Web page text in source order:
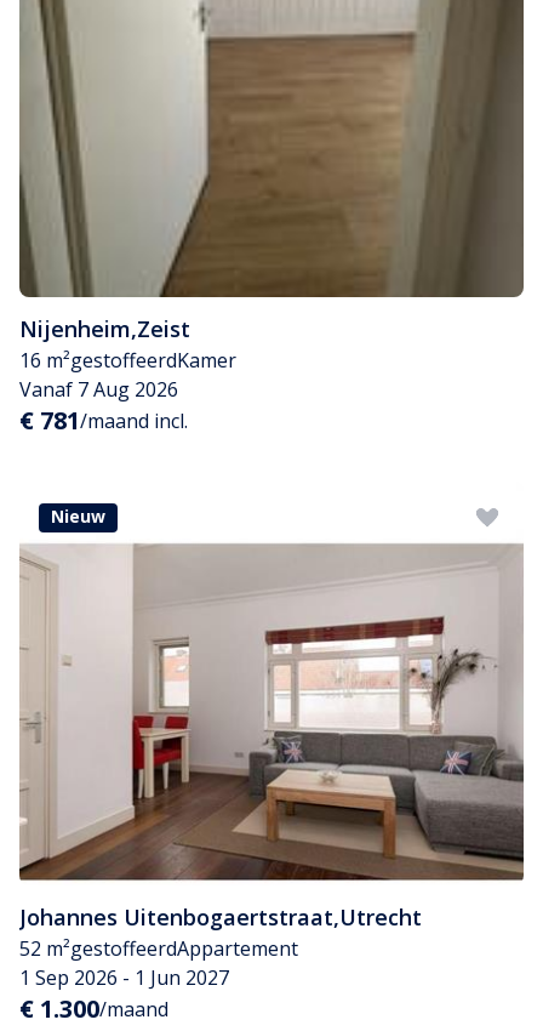
Nijenheim,Zeist
16 m²gestoffeerdKamer
Vanaf 7 Aug 2026
€ 781/maand incl.
Nieuw
Johannes Uitenbogaertstraat,Utrecht
52 m²gestoffeerdAppartement
1 Sep 2026 - 1 Jun 2027
€ 1.300/maand